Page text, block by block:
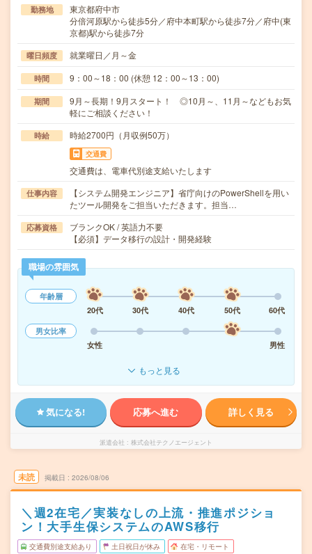
勤務地
東京都府中市
分倍河原駅から徒歩5分／府中本町駅から徒歩7分／府中(東
京都)駅から徒歩7分
曜日頻度 就業曜日／月～金
時間 9：00～18：00 (休憩 12：00～13：00)
期間
9月～長期！9月スタート！ ◎10月～、11月～などもお気
軽にご相談ください！
時給 時給2700円（月収例50万）
交通費
交通費は、電車代別途支給いたします
仕事内容
【システム開発エンジニア】省庁向けのPowerShellを用い
たツール開発をご担当いただきます。担当…
応募資格
ブランクOK / 英語力不要
【必須】データ移行の設計・開発経験
職場の雰囲気
年齢層
20代
30代 40代 50代
60代
男女比率
女性
男性
もっと見る
気になる! 応募へ進む 詳しく見る
派遣会社 株式会社テクノエージェント
未読 掲載日 2026/08/06
＼週2在宅／実装なしの上流・推進ポジショ
ン！大手生保システムのAWS移行
交通費別途支給あり 土日祝日が休み 在宅・リモート